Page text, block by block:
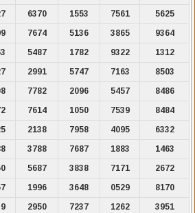
6370 1553 7561
5625
7674 5136 3865
9364
5487 1782 9322
1312
2991 5747 7163
8503
7782 2096 5457
8486
7614 1050 7539
8484
2138 7958 4095
6332
3788 7687 1883
1463
5687 3838 7171
2672
1996 3648 0529
8170
2950 7237 1262
3951